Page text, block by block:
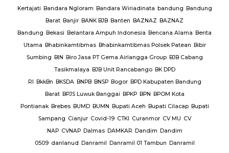
Kertajati Bandara Ngloram Bandara Wiriadinata bandung Bandung
Barat Banjir BANK BJB Banten BAZNAZ BAZNAZ
Bandung Bekasi Belantara Ampuh Indonesia Bencana Alama Berita
Utama Bhabinkamtibmas Bhabinkamtibmas Polsek Patean Bibir
Sumbing BIN Biro Jasa PT Gema Airlangga Group BJB Cabang
Tasikmalaya BJB Unit Rancabango BK DPD
RI BkkBn BKSDA BNPB BNSP Bogor BPD Kabupaten Bandung
Barat BPJS Luwuk Banggai BPKP BPN BPOM Kota
Pontianak Brebes BUMD BUMN Bupati Aceh Bupati Cilacap Bupati
Sampang Cianjur Covid-19 CTKI Curanmor CV MU CV
NAP CVNAP Dalmas DAMKAR Dandim Dandim
0509 danlanud Danramil Danramil 01 Tambun Danramil